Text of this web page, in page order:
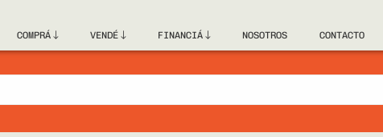
COMPRÁ VENDÉ FINANCIÁ NOSOTROS CONTACTO